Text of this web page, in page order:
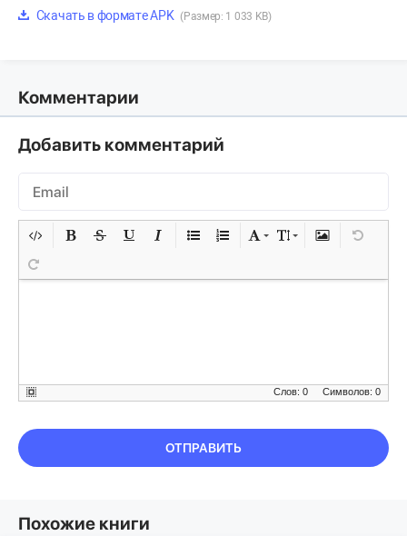
Скачать в формате APK (Размер: 1 033 KB)
Комментарии
Добавить комментарий
Символов: 0
Слов: 0
ОТПРАВИТЬ
Похожие книги